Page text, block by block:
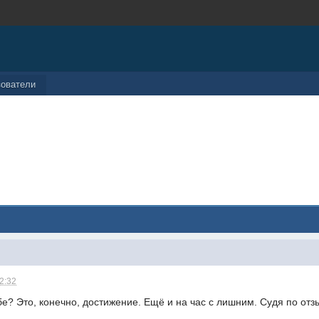
Это, конечно, достижение. Ещё и на час с лишним. Судя по